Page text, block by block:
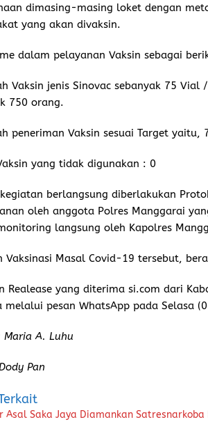
dimasing-masing loket dengan
yang akan divaksin.
dalam pelayanan Vaksin sebagai
Vaksin jenis Sinovac sebanyak 75
750 orang.
peneriman Vaksin sesuai Target yaitu,
yang tidak digunakan : 0
berlangsung diberlakukan
oleh anggota Polres Manggarai
langsung oleh Kapolres
Vaksinasi Masal Covid-19 tersebut,
Realease yang diterima si.com dari
melalui pesan WhatsApp pada Selasa
Maria A. Luhu
Pan
Asal Saka Jaya Diamankan